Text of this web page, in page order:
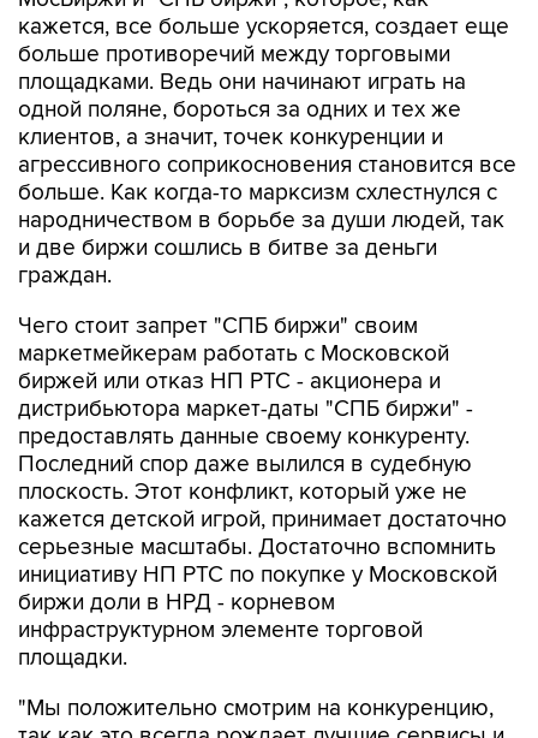
кажется, все больше ускоряется, создает еще
больше противоречий между торговыми
площадками. Ведь они начинают играть на
одной поляне, бороться за одних и тех же
клиентов, а значит, точек конкуренции и
агрессивного соприкосновения становится все
больше. Как когда-то марксизм схлестнулся с
народничеством в борьбе за души людей, так
и две биржи сошлись в битве за деньги
граждан.
Чего стоит запрет "СПБ биржи" своим
маркетмейкерам работать с Московской
биржей или отказ НП РТС - акционера и
дистрибьютора маркет-даты "СПБ биржи" -
предоставлять данные своему конкуренту.
Последний спор даже вылился в судебную
плоскость. Этот конфликт, который уже не
кажется детской игрой, принимает достаточно
серьезные масштабы. Достаточно вспомнить
инициативу НП РТС по покупке у Московской
биржи доли в НРД - корневом
инфраструктурном элементе торговой
площадки.
"Мы положительно смотрим на конкуренцию,